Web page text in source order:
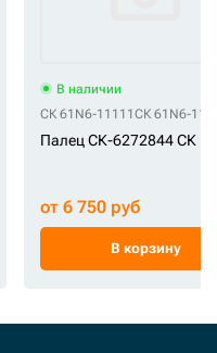
В наличии
СК 61N6-11111 СК 61N6-
Палец СК-6272844 СК
от 6 750 руб
В корзину